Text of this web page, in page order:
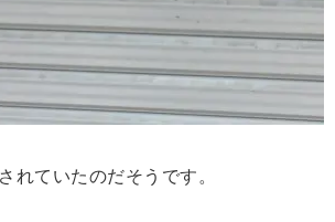
れていたのだそうです。